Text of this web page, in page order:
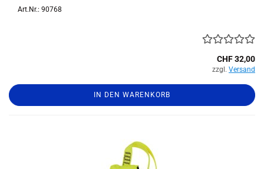
Art.Nr.: 90768
CHF 32,00
zzgl. Versand
IN DEN WARENKORB